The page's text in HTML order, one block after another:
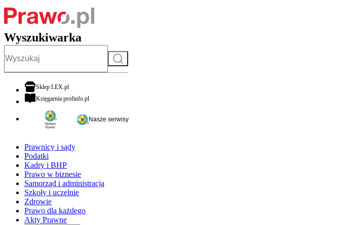
Wyszukiwarka
Szukaj
Sklep LEX.plotwiera się w nowej karcie
Księgarnia profinfo.plotwiera się w nowej karcie
Nasze serwisy
Prawnicy i sądy
Podatki
Kadry i BHP
Prawo w biznesie
Samorząd i administracja
Szkoły i uczelnie
Zdrowie
Prawo dla każdego
Akty Prawne